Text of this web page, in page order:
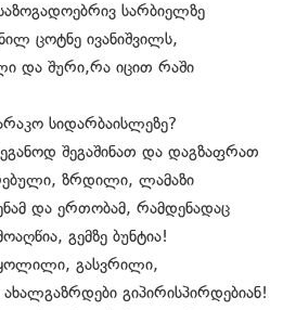
სარბიელზე
ცოტნე ივანიშვილს,
და შური,რა იცით რაში
სიდარბაისლეზე?
შეგაშინათ და დაგზაფრათ
ზრდილი, ლამაზი
და ერთობამ, რამდენადაც
გემზე ბუნტია!
გასვრილი,
გიპირისპირდებიან!